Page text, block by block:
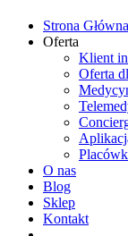
Strona Główna
Oferta
Klient
Oferta
O nas
Blog
Sklep
Kontakt